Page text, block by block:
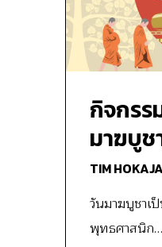
กิจกรร
มาฆบูช
TIM
วันมาฆบูชา
พุทธศาสนิก…